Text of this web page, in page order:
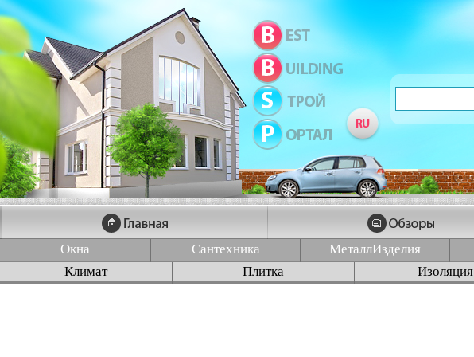
Окна Сантехника МеталлИзделия
Климат
Плитка Изоляция